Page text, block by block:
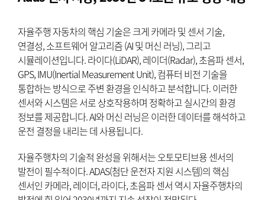
자율주행 자동차의 핵심 기술은 크게 카메라 및 센서 기술,
연결성, 소프트웨어 알고리즘 (AI 및 머신 러닝), 그리고
시뮬레이션입니다. 라이다(LiDAR), 레이더(Radar), 초음파 센서,
GPS, IMU(Inertial Measurement Unit), 컴퓨터 비전 기술을
통합하는 방식으로 주변 환경을 인식하고 분석합니다. 이러한
센서와 시스템은 서로 상호작용하며 정확하고 실시간의 환경
정보를 제공합니다. AI와 머신 러닝은 이러한 데이터를 해석하고
운전 결정을 내리는 데 사용됩니다.
자율주행차의 기술적 완성을 위해서는 오토모티브용 센서의
발전이 필수적이다. ADAS(첨단 운전자 지원 시스템)의 핵심
센서인 카메라, 레이더, 라이다, 초음파 센서 역시 자율주행차의